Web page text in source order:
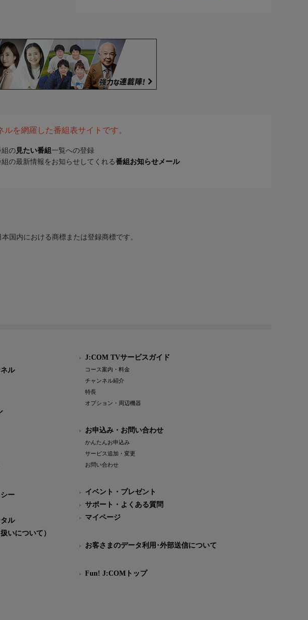
を網羅した番組表サイトです。
組の 見たい番組 一覧への登録
の最新情報をお知らせしてくれる番組お知らせメール
国内における商標または登録商標です。
ル
ー
ル
いについて）
J:COM TVサービスガイド
コース案内・料金
チャンネル紹介
特長
オプション・周辺機器
お申込み・お問い合わせ
かんたんお申込み
サービス追加・変更
お問い合わせ
イベント・プレゼント
サポート・よくある質問
マイページ
お客さまのデータ利用･外部送信について
Fun! J:COMトップ